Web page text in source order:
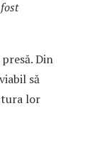
Din
să
lor